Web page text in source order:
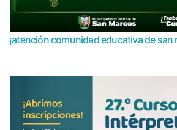
¡atención comunidad educativa de san